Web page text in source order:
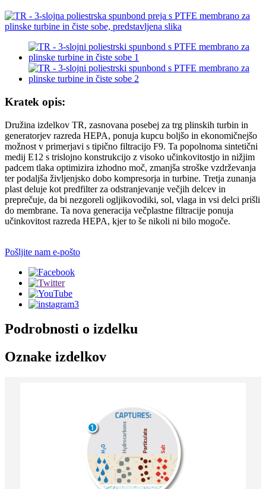
Kratek opis:
Družina izdelkov TR, zasnovana posebej za trg plinskih turbin in
generatorjev razreda HEPA, ponuja kupcu boljšo in ekonomičnejšo
možnost v primerjavi s tipično filtracijo F9. Ta popolnoma sintetični
medij E12 s trislojno konstrukcijo z visoko učinkovitostjo in nižjim
padcem tlaka optimizira izhodno moč, zmanjša stroške vzdrževanja
ter podaljša življenjsko dobo kompresorja in turbine. Tretja zunanja
plast deluje kot predfilter za odstranjevanje večjih delcev in
preprečuje, da bi nezgoreli ogljikovodiki, sol, vlaga in vsi delci prišli
do membrane. Ta nova generacija večplastne filtracije ponuja
učinkovitost razreda HEPA, kjer to še nikoli ni bilo mogoče.
Pošljite nam e-pošto
Podrobnosti o izdelku
Oznake izdelkov